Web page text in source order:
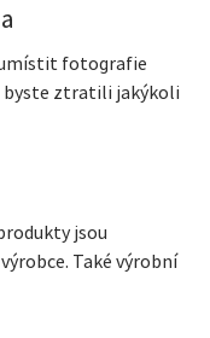
fotografie
byste ztratili jakýkoli
jsou
Také výrobní